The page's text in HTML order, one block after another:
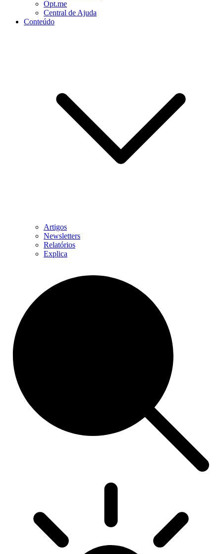
Opt.me
Central de Ajuda
Conteúdo
Artigos
Newsletters
Relatórios
Explica